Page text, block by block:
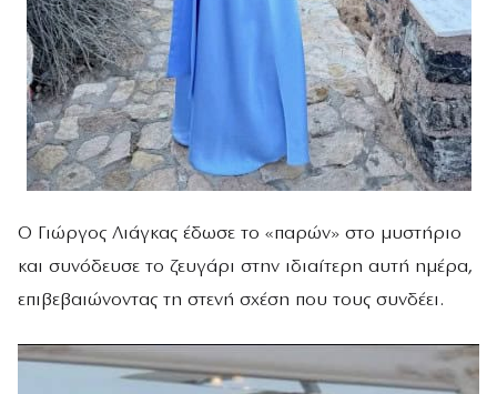
Ο Γιώργος Λιάγκας έδωσε το «παρών» στο μυστήριο
και συνόδευσε το ζευγάρι στην ιδιαίτερη αυτή ημέρα,
επιβεβαιώνοντας τη στενή σχέση που τους συνδέει.